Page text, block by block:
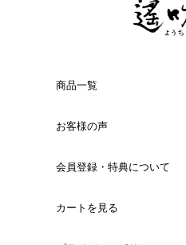
商品一覧
お客様の声
会員登録・特典について
カートを見る